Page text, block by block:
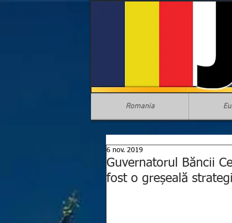
Romania
Guvernatorul Băncii
fost o greșeală
6 nov. 2019